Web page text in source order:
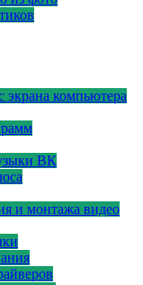
экрана компьютера
ВК
и монтажа видео